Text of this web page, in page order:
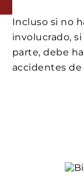
Incluso si no
involucrado,
parte, debe
accidentes de